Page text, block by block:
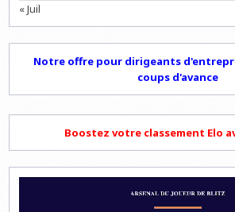
« Juil
Notre offre pour dirigeants
coups d'avance
Boostez votre classement Elo